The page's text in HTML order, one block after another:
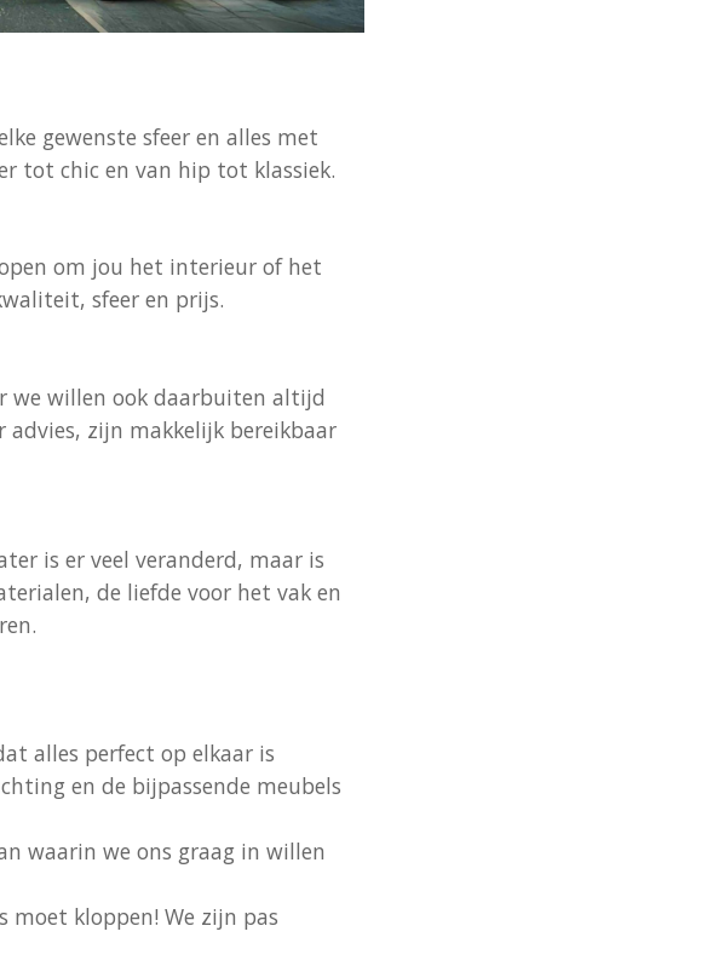
gewenste sfeer en alles met
tot chic en van hip tot klassiek.
om jou het interieur of het
sfeer en prijs.
we willen ook daarbuiten altijd
zijn makkelijk bereikbaar
is er veel veranderd, maar is
de liefde voor het vak en
alles perfect op elkaar is
en de bijpassende meubels
waarin we ons graag in willen
moet kloppen! We zijn pas